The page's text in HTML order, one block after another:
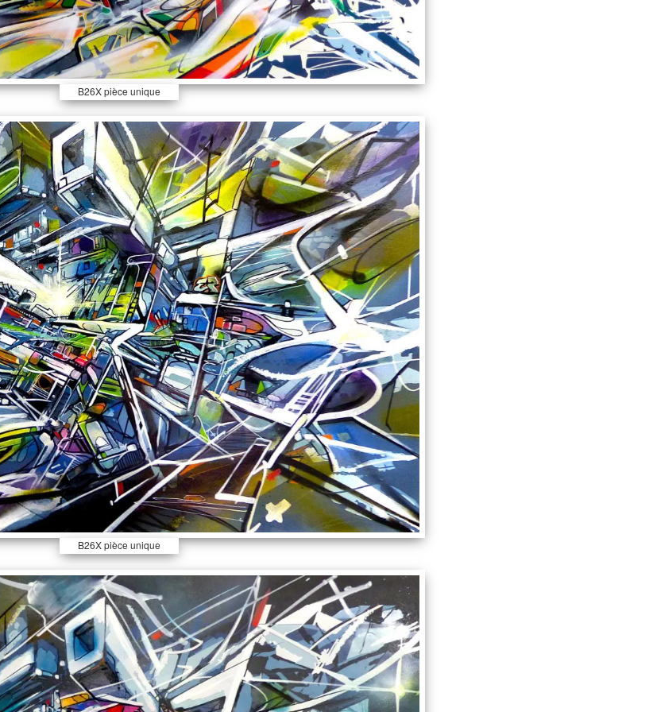
B26X pièce unique
rehaussée 94x74cm,
signée et tamponnée au
dos.
B26X pièce unique
rehaussée 94x74cm,
signée et tamponnée au
dos.